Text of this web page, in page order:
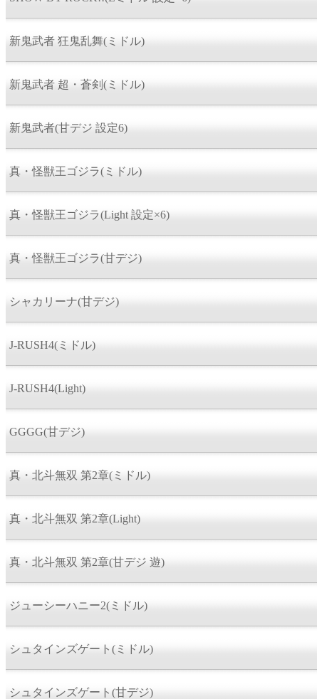
新鬼武者 狂鬼乱舞(ミドル)
新鬼武者 超・蒼剣(ミドル)
新鬼武者(甘デジ 設定6)
真・怪獣王ゴジラ(ミドル)
真・怪獣王ゴジラ(Light 設定×6)
真・怪獣王ゴジラ(甘デジ)
シャカリーナ(甘デジ)
J-RUSH4(ミドル)
J-RUSH4(Light)
GGGG(甘デジ)
真・北斗無双 第2章(ミドル)
真・北斗無双 第2章(Light)
真・北斗無双 第2章(甘デジ 遊)
ジューシーハニー2(ミドル)
シュタインズゲート(ミドル)
シュタインズゲート(甘デジ)